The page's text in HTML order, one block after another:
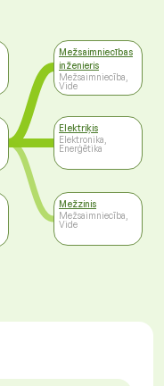
Mežsaimniecības
inženieris
Mežsaimniecība,
Vide
Elektriķis
Elektronika,
Enerģētika
Mežzinis
Mežsaimniecība,
Vide